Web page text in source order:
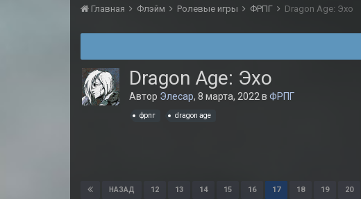
Главная Флэйм Ролевые игры ФРПГ Dragon Age: Эхо
Dragon Age: Эхо
Автор Элесар, 8 марта, 2022 в ФРПГ
фрпг dragon age
НАЗАД 12 13 14 15 16 17 18 19 20